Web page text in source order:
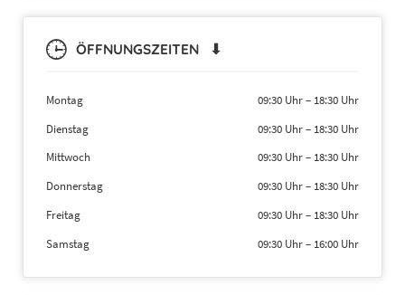
ÖFFNUNGSZEITEN ⬇
Montag 09:30 Uhr– 18:30 Uhr
Dienstag
09:30 Uhr– 18:30 Uhr
Mittwoch
09:30 Uhr– 18:30 Uhr
Donnerstag
09:30 Uhr– 18:30 Uhr
Freitag
09:30 Uhr– 18:30 Uhr
Samstag
09:30 Uhr– 16:00 Uhr